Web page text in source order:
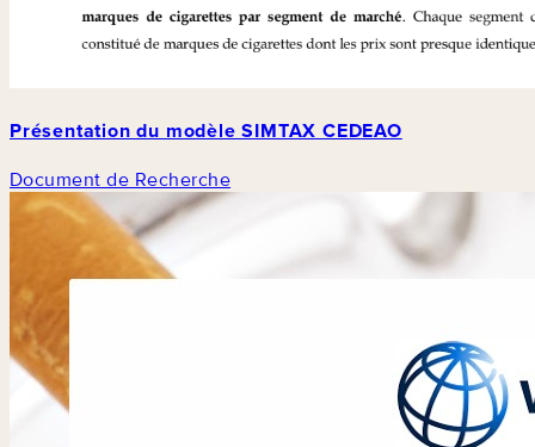
Présentation du modèle SIMTAX CEDEAO
Document de Recherche